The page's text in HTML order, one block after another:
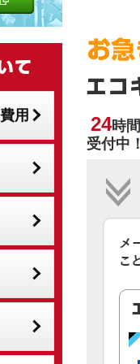
24時間
受付中！
用